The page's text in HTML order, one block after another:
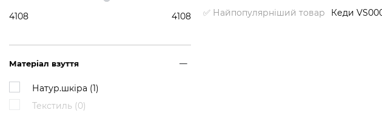
4108 4108
Матеріал взуття
Натур.шкіра (1)
Текстиль (0)
✅ Найпопулярніший товар
Кеди